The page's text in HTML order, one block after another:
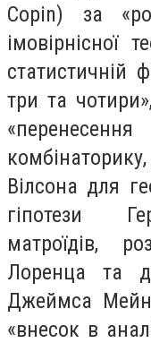
Copin) за
імовірнісної
статистичній
три та
Вілсона для
гіпотези
матроїдів,
Лоренца та
Джеймса
«внесок в